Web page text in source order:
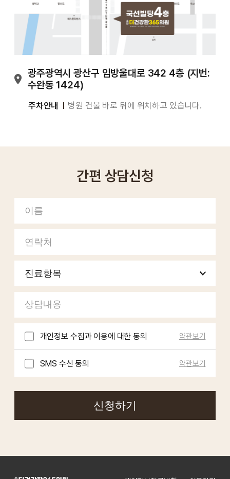
광주광역시 광산구 임방울대로 342 4층 (지번:
수완동 1424)
주차안내 병원 건물 바로 뒤에 위치하고 있습니다.
간편 상담신청
개인정보 수집과 이용에 대한 동의 약관보기
SMS 수신 동의 약관보기